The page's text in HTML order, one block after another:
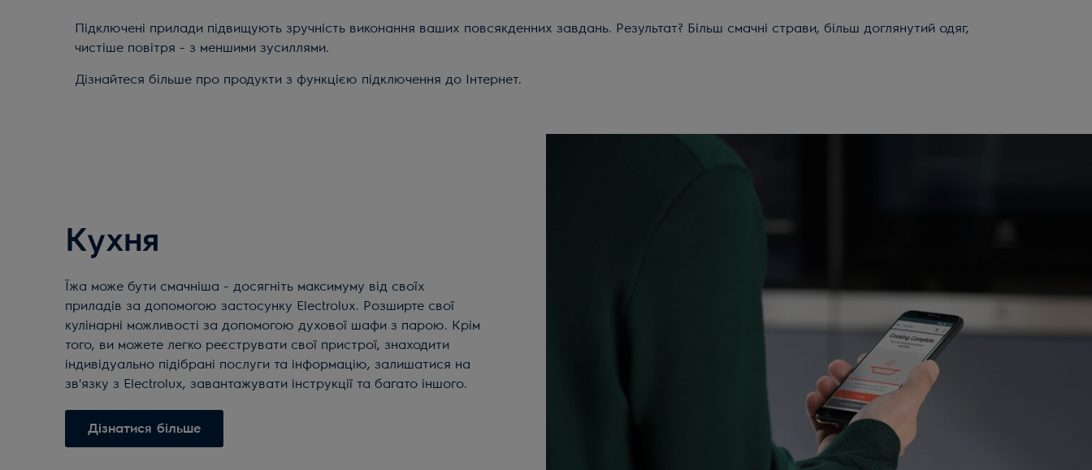
Підключені прилади підвищують зручність виконання ваших повсякденних завдань. Результат? Більш смачні страви, більш доглянутий одяг,
чистіше повітря - з меншими зусиллями.
Дізнайтеся більше про продукти з функцією підключення до Інтернет.
Кухня
Їжа може бути смачніша - досягніть максимуму від своїх
приладів за допомогою застосунку Electrolux. Розширте свої
кулінарні можливості за допомогою духової шафи з парою. Крім
того, ви можете легко реєструвати свої пристрої, знаходити
індивідуально підібрані послуги та інформацію, залишатися на
зв'язку з Electrolux, завантажувати інструкції та багато іншого.
Дізнатися більше